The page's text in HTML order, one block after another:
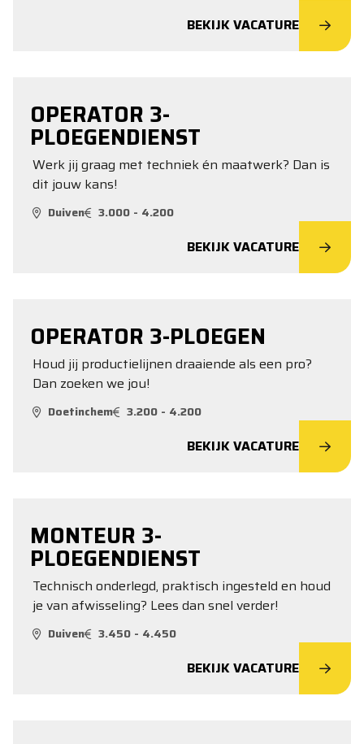
BEKIJK VACATURE
OPERATOR 3-
PLOEGENDIENST
Werk jij graag met techniek én maatwerk? Dan is
dit jouw kans!
Duiven 3.000 - 4.200
BEKIJK VACATURE
OPERATOR 3-PLOEGEN
Houd jij productielijnen draaiende als een pro?
Dan zoeken we jou!
Doetinchem 3.200 - 4.200
BEKIJK VACATURE
MONTEUR 3-
PLOEGENDIENST
Technisch onderlegd, praktisch ingesteld en houd
je van afwisseling? Lees dan snel verder!
Duiven 3.450 - 4.450
BEKIJK VACATURE